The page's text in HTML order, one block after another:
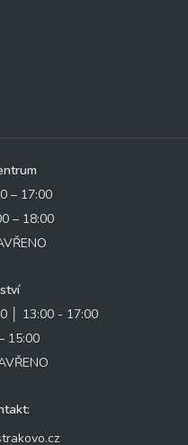
– 17:00
– 18:00
│ 13:00 - 17:00
15:00